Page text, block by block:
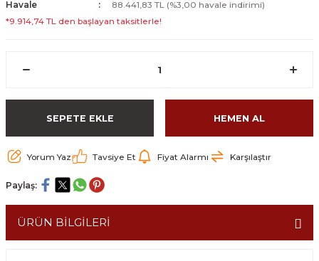
Havale
88.441,83 TL (%3,00 havale indirimi)
*9.914,74 TL den başlayan taksitlerle!
SEPETE EKLE HEMEN AL
Yorum Yaz Tavsiye Et Fiyat Alarmı Karşılaştır
Paylaş:
ÜRÜN BİLGİLERİ